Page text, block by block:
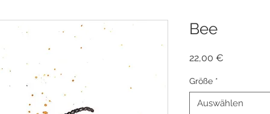
Bee
22,00 €
Größe *
Auswählen